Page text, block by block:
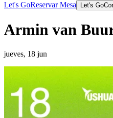
Let's GoReservar Mesa Let's Go
Armin van
jueves, 18 jun